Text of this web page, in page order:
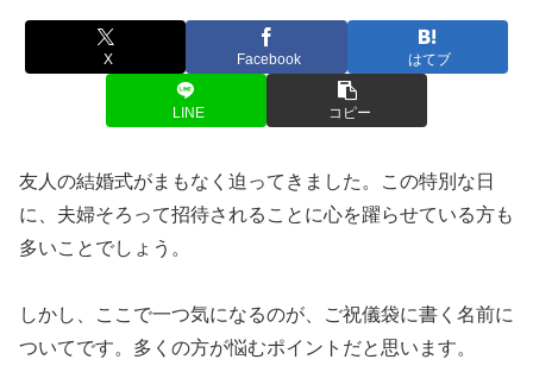
X Facebook はてブ
LINE コピー
友人の結婚式がまもなく迫ってきました。この特別な日
に、夫婦そろって招待されることに心を躍らせている方も
多いことでしょう。
しかし、ここで一つ気になるのが、ご祝儀袋に書く名前に
ついてです。多くの方が悩むポイントだと思います。